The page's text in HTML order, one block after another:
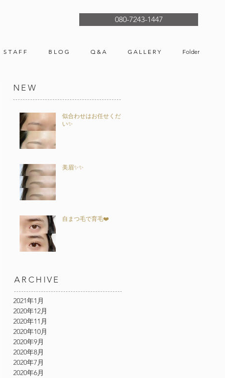
080-7243-1447
S T A F F B L O G Q & A G A L L E R Y Folder
NEW
似合わせはお任せくださ
い✨
美眉✨✨
自まつ毛で育毛❤️
ARCHIVE
2021年1月
2020年12月
2020年11月
2020年10月
2020年9月
2020年8月
2020年7月
2020年6月